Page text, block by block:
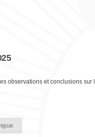
observations et conclusions